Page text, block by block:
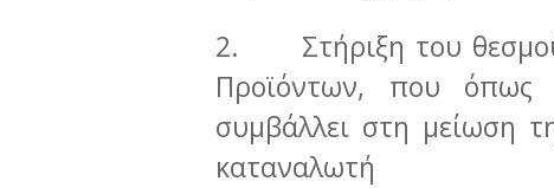
2. Στήριξη του
Προϊόντων, που όπως
συμβάλλει στη μείωση
καταναλωτή